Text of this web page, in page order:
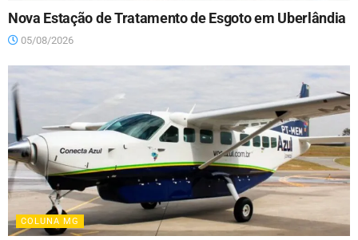
Nova Estação de Tratamento de Esgoto em Uberlândia
05/08/2026
COLUNA MG